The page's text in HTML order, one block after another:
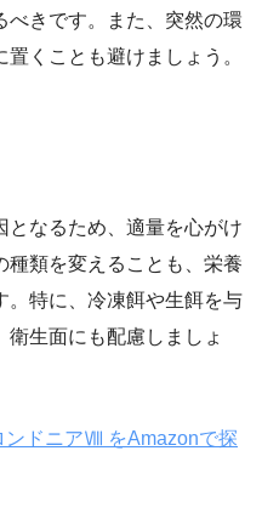
べきです。また、突然の環
くことも避けましょう。
となるため、適量を心がけ
種類を変えることも、栄養
。特に、冷凍餌や生餌を与
衛生面にも配慮しましょ
ンドニアⅧ をAmazonで探